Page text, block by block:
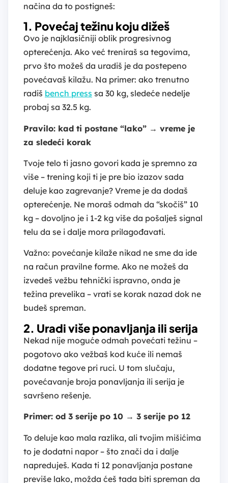
načina da to postigneš:
1. Povećaj težinu koju dižeš
Ovo je najklasičniji oblik progresivnog
opterećenja. Ako već treniraš sa tegovima,
prvo što možeš da uradiš je da postepeno
povećavaš kilažu. Na primer: ako trenutno
radiš bench press sa 30 kg, sledeće nedelje
probaj sa 32.5 kg.
Pravilo: kad ti postane “lako” → vreme je
za sledeći korak
Tvoje telo ti jasno govori kada je spremno za
više – trening koji ti je pre bio izazov sada
deluje kao zagrevanje? Vreme je da dodaš
opterećenje. Ne moraš odmah da “skočiš” 10
kg – dovoljno je i 1-2 kg više da pošalješ signal
telu da se i dalje mora prilagođavati.
Važno: povećanje kilaže nikad ne sme da ide
na račun pravilne forme. Ako ne možeš da
izvedeš vežbu tehnički ispravno, onda je
težina prevelika – vrati se korak nazad dok ne
budeš spreman.
2. Uradi više ponavljanja ili serija
Nekad nije moguće odmah povećati težinu –
pogotovo ako vežbaš kod kuće ili nemaš
dodatne tegove pri ruci. U tom slučaju,
povećavanje broja ponavljanja ili serija je
savršeno rešenje.
Primer: od 3 serije po 10 → 3 serije po 12
To deluje kao mala razlika, ali tvojim mišićima
to je dodatni napor – što znači da i dalje
napreduješ. Kada ti 12 ponavljanja postane
previše lako, možda ćeš tada biti spreman da